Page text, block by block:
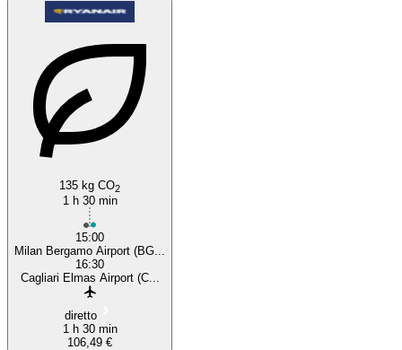
135 kg CO2
1 h 30 min
15:00
Milan Bergamo Airport (BG...
16:30
Cagliari Elmas Airport (C...
diretto
1 h 30 min
106,49 €